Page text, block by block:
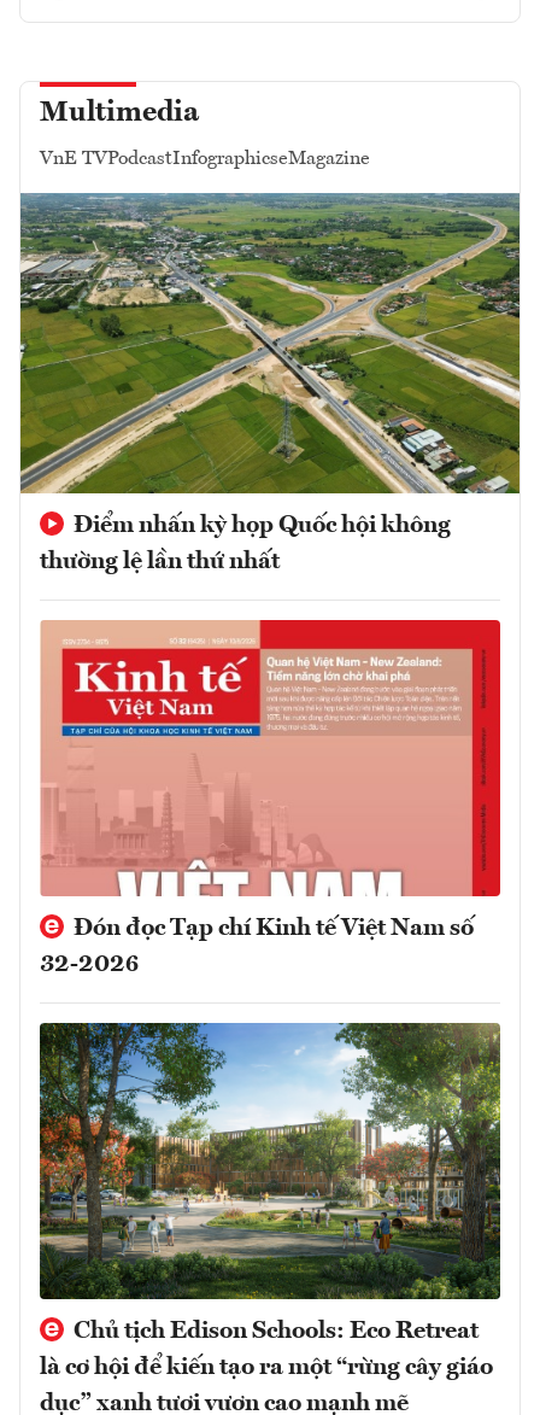
Multimedia
VnE TVPodcastInfographicseMagazine
Điểm nhấn kỳ họp Quốc hội không
thường lệ lần thứ nhất
Đón đọc Tạp chí Kinh tế Việt Nam số
32-2026
Chủ tịch Edison Schools: Eco Retreat
là cơ hội để kiến tạo ra một “rừng cây giáo
dục” xanh tươi vươn cao mạnh mẽ